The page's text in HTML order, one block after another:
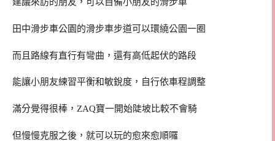
建議來訪的朋友，可以自備小朋友的滑步車
田中滑步車公園的滑步車步道可以環繞公園一圈
而且路線有直行有彎曲，還有高低起伏的路段
能讓小朋友練習平衡和敏銳度，自行依車程調整
滿分覺得很棒，ZAQ寶一開始陡坡比較不會騎
但慢慢克服之後，就可以玩的愈來愈順囉